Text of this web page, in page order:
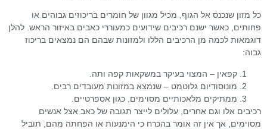
כל מזון שנכנס אל הגוף, מכיל מגוון של חומרים בריכוזים גבוהים או
פחותים, כאשר ישנם רכיבים שידועים כמעוררי כאבים באיזור הראש. להלן
דוגמאות לכמה מן הרכיבים הללו ולמזונות שבהם הם נמצאים בריכוז
גבוה:
קפאין – המצוי בעיקר במשקאות קפה ותה.
מונוסודיום גלוטמט – שנמצא במזונות מעובדים רבים.
ממתיקים מלאכותיים מסוימים, כגון אספרטיים.
רכיבים אלו וגם אחרים, עלולים לייצר תגובה של כאב אצל אנשים
מסוימים, אך אין זה אומר בהכרח כי הימנעות או הפחתה מהם, תוביל